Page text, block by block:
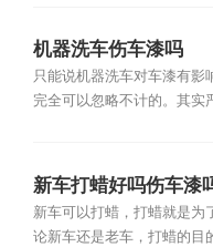
机器洗车伤车漆吗
只能说机器洗车对车漆有影
完全可以忽略不计的。其实
新车打蜡好吗伤车漆
新车可以打蜡，打蜡就是为
论新车还是老车，打蜡的目